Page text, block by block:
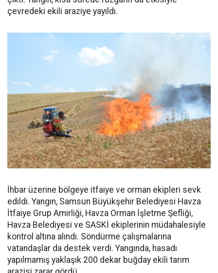
çevredeki ekili araziye yayıldı.
İhbar üzerine bölgeye itfaiye ve orman ekipleri sevk
edildi. Yangın, Samsun Büyükşehir Belediyesi Havza
İtfaiye Grup Amirliği, Havza Orman İşletme Şefliği,
Havza Belediyesi ve SASKİ ekiplerinin müdahalesiyle
kontrol altına alındı. Söndürme çalışmalarına
vatandaşlar da destek verdi. Yangında, hasadı
yapılmamış yaklaşık 200 dekar buğday ekili tarım